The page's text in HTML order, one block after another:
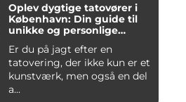
Oplev dygtige tatovører i
København: Din guide til
unikke og personlige
Er du på jagt efter en
tatovering, der ikke kun er et
kunstværk, men også en del
a...